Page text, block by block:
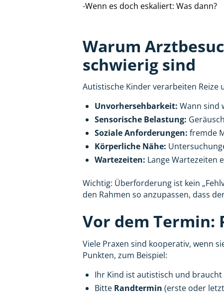
-Wenn es doch eskaliert: Was dann?
Warum
schwierig sind
Autistische Kinder verarbeiten
Unvorhersehbarkeit: Wann sind
Sensorische Belastung:
Soziale Anforderungen: fremde
Körperliche Nähe:
Wartezeiten: Lange Wartezeiten
Wichtig: Überforderung ist kein
den Rahmen so anzupassen, dass
Vor dem Termin:
Viele Praxen sind kooperativ, wenn
Punkten, zum Beispiel:
Ihr Kind ist autistisch und braucht
Bitte Randtermin (erste oder